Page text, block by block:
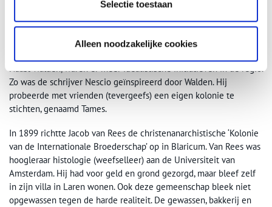
Selectie toestaan
Alleen noodzakelijke cookies
Verenigde Staten werd zelfs de Van Eeden Colony gesticht.
Overigens eveneens niet erg succesvol.
Kolonie van de Internationale Broederschap
Naast Walden, waren er meer idealistische initiatieven in de regio.
Zo was de schrijver Nescio geïnspireerd door Walden. Hij
probeerde met vrienden (tevergeefs) een eigen kolonie te
stichten, genaamd Tames.
In 1899 richtte Jacob van Rees de christenanarchistische ‘Kolonie
van de Internationale Broederschap’ op in Blaricum. Van Rees was
hoogleraar histologie (weefselleer) aan de Universiteit van
Amsterdam. Hij had voor geld en grond gezorgd, maar bleef zelf
in zijn villa in Laren wonen. Ook deze gemeenschap bleek niet
opgewassen tegen de harde realiteit. De gewassen, bakkerij en